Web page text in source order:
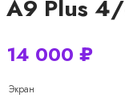
A9 Plus
14 000 ₽
Экран